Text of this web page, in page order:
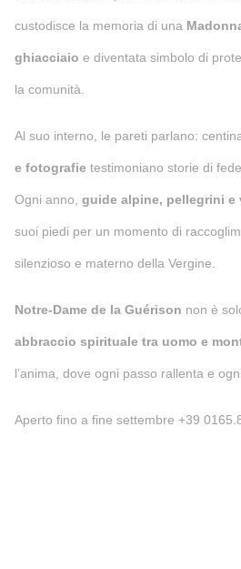
custodisce la memoria di una
ghiacciaio e diventata simbolo di
la comunità.
Al suo interno, le pareti parlano:
e fotografie testimoniano storie di
Ogni anno, guide alpine, pellegrini e
suoi piedi per un momento di
silenzioso e materno della Vergine.
Notre-Dame de la Guérison non è
abbraccio spirituale tra uomo e
l’anima, dove ogni passo rallenta e
Aperto fino a fine settembre +39